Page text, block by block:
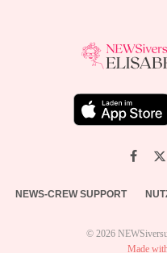
NEWS-CREW SUPPORT
© 2026
Made